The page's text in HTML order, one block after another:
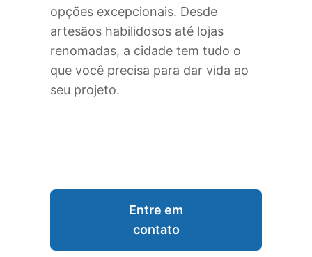
opções excepcionais. Desde
artesãos habilidosos até lojas
renomadas, a cidade tem tudo o
que você precisa para dar vida ao
seu projeto.
Entre em
contato